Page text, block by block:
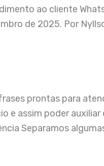
ao cliente
de 2025. Por
prontas para
e assim poder
Separamos